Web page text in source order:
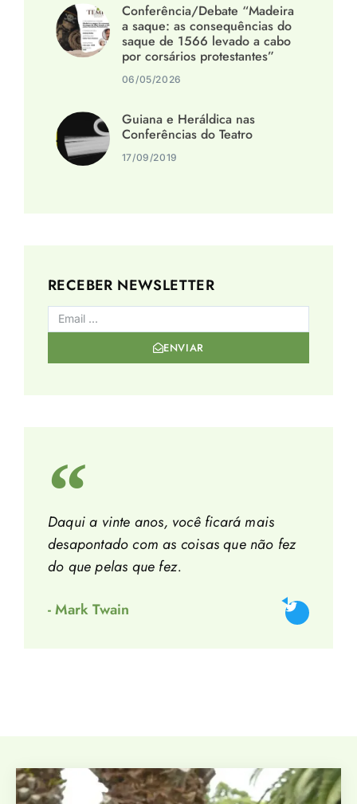
Conferência/Debate “Madeira
a saque: as consequências do
saque de 1566 levado a cabo
por corsários protestantes”
06/05/2026
Guiana e Heráldica nas
Conferências do Teatro
17/09/2019
RECEBER NEWSLETTER
ENVIAR
Daqui a vinte anos, você ficará mais
desapontado com as coisas que não fez
do que pelas que fez.
- Mark Twain